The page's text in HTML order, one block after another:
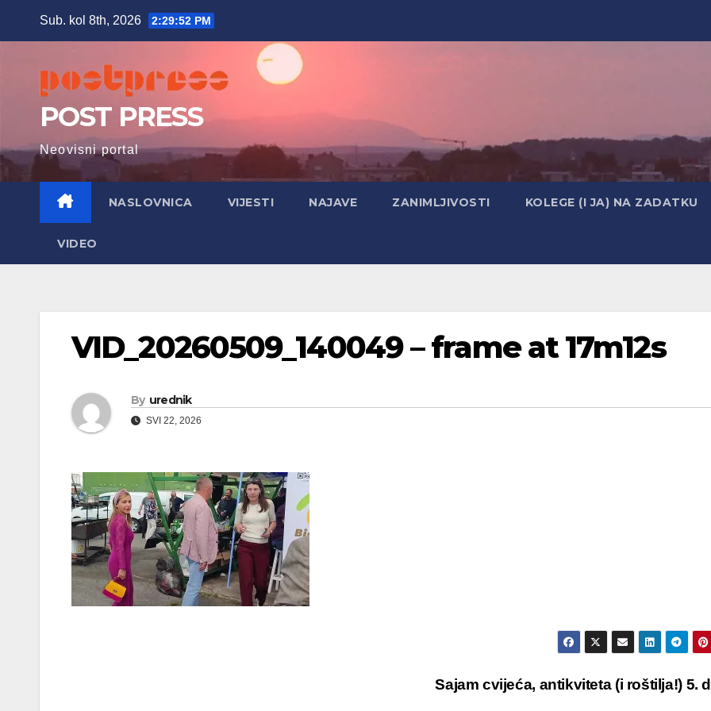
Sub. kol 8th, 2026 2:29:53 PM
POST PRESS
Neovisni portal
NASLOVNICA VIJESTI NAJAVE ZANIMLJIVOSTI KOLEGE (I JA) NA ZADATKU
VIDEO
VID_20260509_140049 – frame at 17m12s
By urednik
SVI 22, 2026
Sajam cvijeća, antikviteta (i roštilja!) 5.